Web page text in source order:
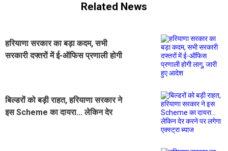
Related News
हरियाणा सरकार का बड़ा कदम, सभी
सरकारी दफ्तरों में ई-ऑफिस प्रणाली होगी
बिल्डरों को बड़ी राहत, हरियाणा सरकार ने
इस Scheme का दायरा... लेकिन देर